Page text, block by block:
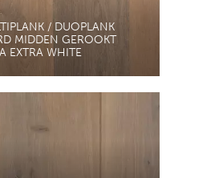
/ DUOPLANK
MIDDEN GEROOKT
EXTRA WHITE